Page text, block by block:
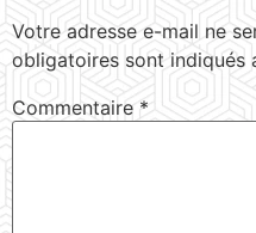
Votre adresse e-mail ne
obligatoires sont indiqués
Commentaire *